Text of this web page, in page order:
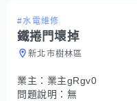
#水電維修
鐵捲門壞掉
新北市樹林區
業主： 業主gRgv0
問題說明： 無